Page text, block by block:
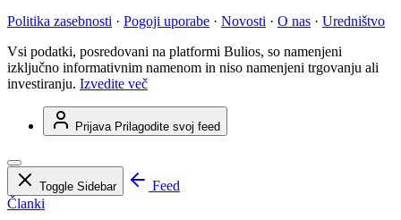
Politika zasebnosti · Pogoji uporabe · Novosti · O nas · Uredništvo
Vsi podatki, posredovani na platformi Bulios, so namenjeni
izključno informativnim namenom in niso namenjeni trgovanju ali
investiranju. Izvedite več
Prijava Prilagodite svoj feed
Toggle Sidebar
Feed
Članki